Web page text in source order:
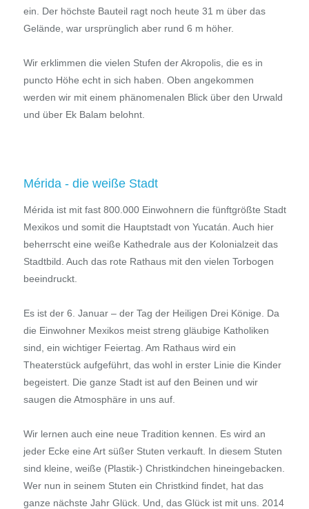
ein. Der höchste Bauteil ragt noch heute 31 m über das
Gelände, war ursprünglich aber rund 6 m höher.
Wir erklimmen die vielen Stufen der Akropolis, die es in
puncto Höhe echt in sich haben. Oben angekommen
werden wir mit einem phänomenalen Blick über den Urwald
und über Ek Balam belohnt.
Mérida - die weiße Stadt
Mérida ist mit fast 800.000 Einwohnern die fünftgrößte Stadt
Mexikos und somit die Hauptstadt von Yucatán. Auch hier
beherrscht eine weiße Kathedrale aus der Kolonialzeit das
Stadtbild. Auch das rote Rathaus mit den vielen Torbogen
beeindruckt.
Es ist der 6. Januar – der Tag der Heiligen Drei Könige. Da
die Einwohner Mexikos meist streng gläubige Katholiken
sind, ein wichtiger Feiertag. Am Rathaus wird ein
Theaterstück aufgeführt, das wohl in erster Linie die Kinder
begeistert. Die ganze Stadt ist auf den Beinen und wir
saugen die Atmosphäre in uns auf.
Wir lernen auch eine neue Tradition kennen. Es wird an
jeder Ecke eine Art süßer Stuten verkauft. In diesem Stuten
sind kleine, weiße (Plastik-) Christkindchen hineingebacken.
Wer nun in seinem Stuten ein Christkind findet, hat das
ganze nächste Jahr Glück. Und, das Glück ist mit uns. 2014